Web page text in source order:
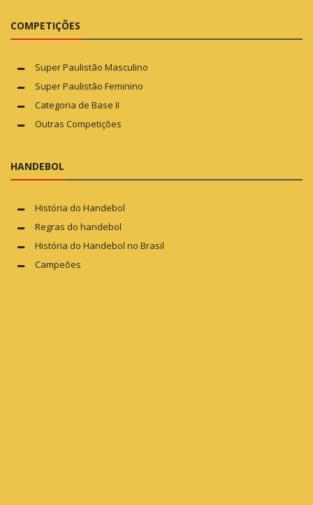
COMPETIÇÕES
Super Paulistão Masculino
Super Paulistão Feminino
Categoria de Base II
Outras Competições
HANDEBOL
História do Handebol
Regras do handebol
História do Handebol no Brasil
Campeões